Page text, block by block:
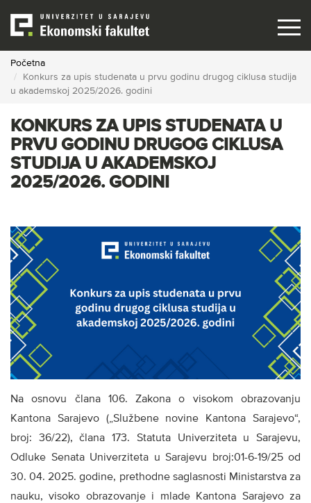
main
content
Početna
Konkurs za upis studenata u prvu godinu drugog ciklusa studija
u akademskoj 2025/2026. godini
KONKURS ZA UPIS STUDENATA U
PRVU GODINU DRUGOG CIKLUSA
STUDIJA U AKADEMSKOJ
2025/2026. GODINI
Na osnovu člana 106. Zakona o visokom obrazovanju
Kantona Sarajevo („Službene novine Kantona Sarajevo“,
broj: 36/22), člana 173. Statuta Univerziteta u Sarajevu,
Odluke Senata Univerziteta u Sarajevu broj:01-6-19/25 od
30. 04. 2025. godine, prethodne saglasnosti Ministarstva za
nauku, visoko obrazovanje i mlade Kantona Sarajevo za